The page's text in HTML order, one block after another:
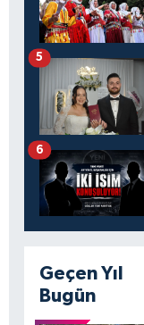
5
6
Geçen Yıl
Bugün